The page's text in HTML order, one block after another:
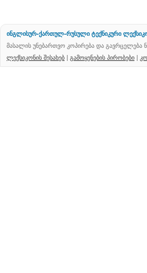
ინგლისურ-ქართულ-რუსული ტექნიკური
მასალის უნებართვო კოპირება და
ლექსიკონის შესახებ | გამოყენების პირობები |